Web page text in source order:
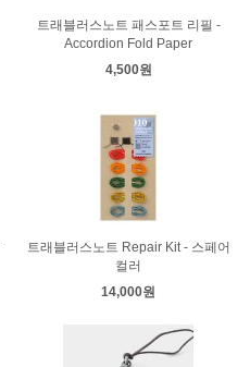
트래블러스노트 패스포트 리필 -
Accordion Fold Paper
4,500원
트래블러스노트 Repair Kit - 스페어
컬러
14,000원